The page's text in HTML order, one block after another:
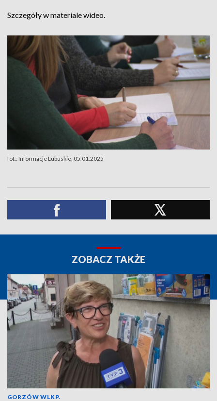
Szczegóły w materiale wideo.
fot.: Informacje Lubuskie, 05.01.2025
ZOBACZ TAKŻE
GORZÓW WLKP.